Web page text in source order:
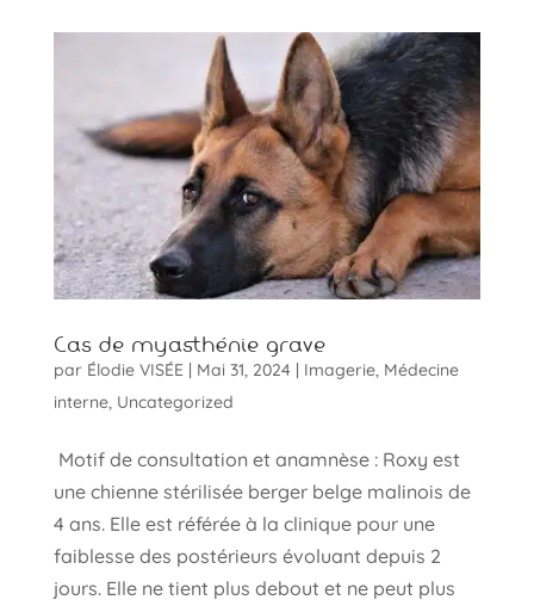
Cas de myasthénie grave
par Élodie VISÉE| Mai 31, 2024| Imagerie, Médecine
interne, Uncategorized
Motif de consultation et anamnèse : Roxy est
une chienne stérilisée berger belge malinois de
4 ans. Elle est référée à la clinique pour une
faiblesse des postérieurs évoluant depuis 2
jours. Elle ne tient plus debout et ne peut plus